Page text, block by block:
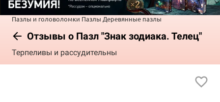
Пазлы и головоломки Пазлы Деревянные пазлы
Отзывы о Пазл "Знак зодиака. Телец"
Терпеливы и рассудительны